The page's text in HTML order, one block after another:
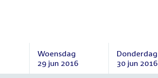
Woensdag
29 jun 2016
Woensdag
Donderdag
30 jun 2016
Donderdag